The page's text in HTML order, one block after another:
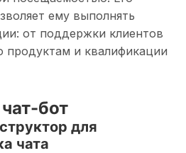
ему выполнять
от поддержки клиентов
и квалификации
бот
для
чата